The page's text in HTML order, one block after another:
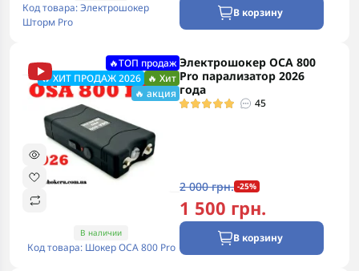
Код товара: Электрошокер
Шторм Pro
В корзину
🔥ТОП продаж
🔥 ХИТ ПРОДАЖ 2026 🔥 Хит
🔥 акция
В наличии
Код товара: Шокер ОСА 800 Pro
Электрошокер ОСА 800
Pro парализатор 2026
года
45
2 000 грн. -25%
1 500 грн.
В корзину